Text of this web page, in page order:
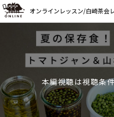
オンラインレッスン/白崎茶会
本編視聴は視聴条